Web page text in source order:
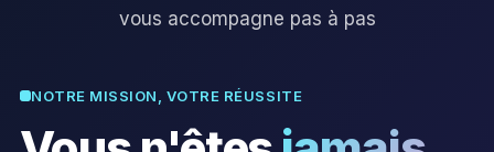
vous accompagne pas à pas
NOTRE MISSION, VOTRE RÉUSSITE